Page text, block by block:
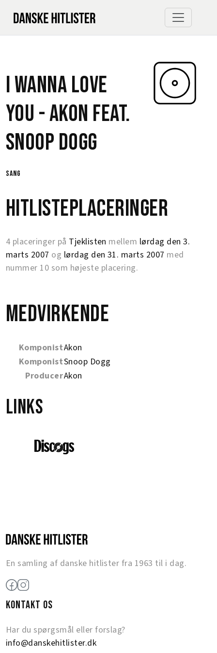
I Wanna Love
You -Akon feat.
Snoop Dogg
sang
Hitlisteplaceringer
4 placeringer på Tjeklisten mellem lørdag den 3.
marts 2007 og lørdag den 31. marts 2007 med
nummer 10 som højeste placering.
Medvirkende
KomponistAkon
KomponistSnoop Dogg
ProducerAkon
Links
En samling af danske hitlister fra 1963 til i dag.
KONTAKT OS
Har du spørgsmål eller forslag?
info@danskehitlister.dk